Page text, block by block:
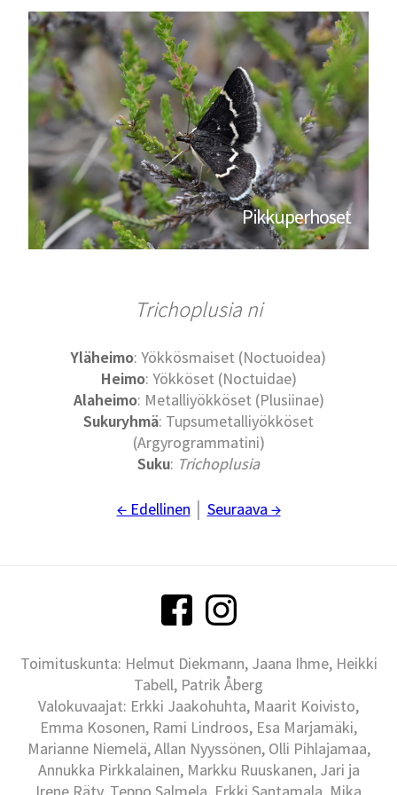
Pikkuperhoset
Trichoplusia ni
Yläheimo: Yökkösmaiset (Noctuoidea)
Heimo: Yökköset (Noctuidae)
Alaheimo: Metalliyökköset (Plusiinae)
Sukuryhmä: Tupsumetalliyökköset
(Argyrogrammatini)
Suku: Trichoplusia
← Edellinen Seuraava →
Toimituskunta: Helmut Diekmann, Jaana Ihme, Heikki
Tabell, Patrik Åberg
Valokuvaajat: Erkki Jaakohuhta, Maarit Koivisto,
Emma Kosonen, Rami Lindroos, Esa Marjamäki,
Marianne Niemelä, Allan Nyyssönen, Olli Pihlajamaa,
Annukka Pirkkalainen, Markku Ruuskanen, Jari ja